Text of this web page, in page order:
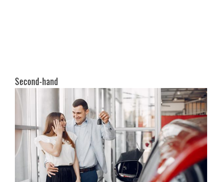
Second-hand